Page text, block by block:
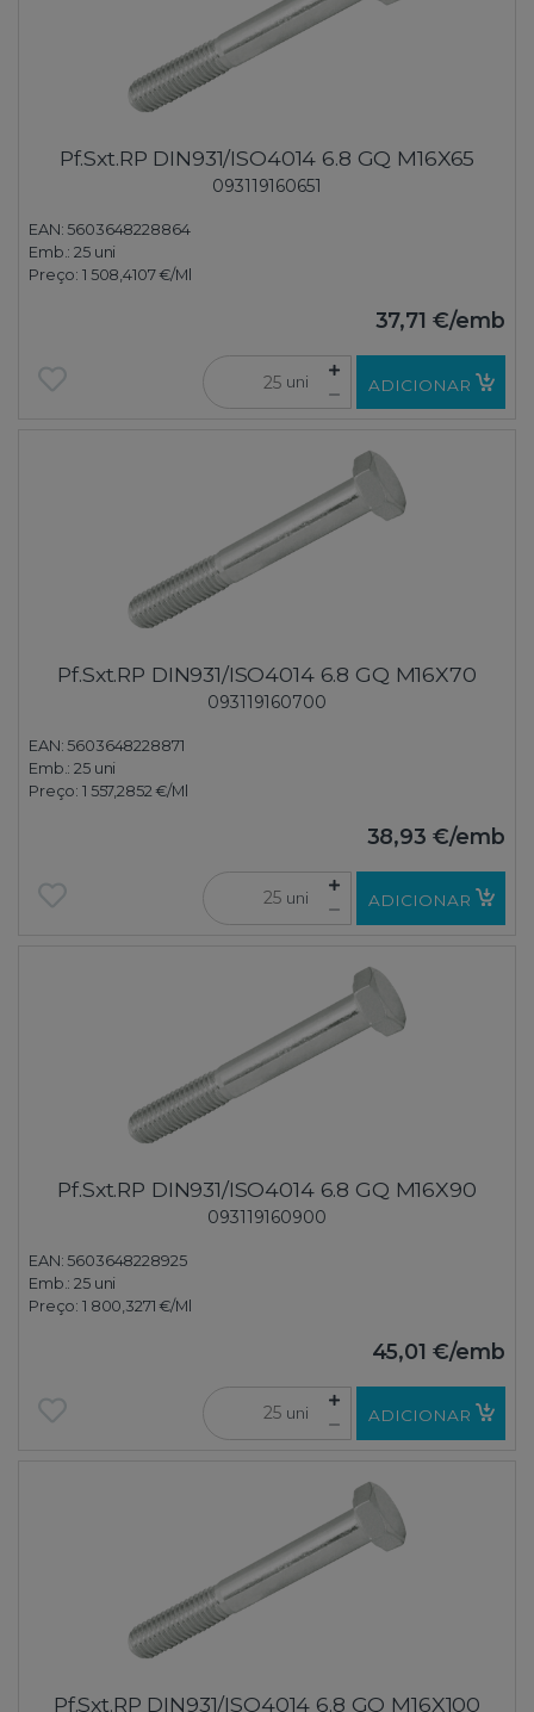
Pf.Sxt.RP DIN931/ISO4014 6.8 GQ M16X65
093119160651
EAN: 5603648228864
Emb.:25 uni
Preço: 1 508,4107 €/Ml
37,71 €/emb
uni ADICIONAR
Pf.Sxt.RP DIN931/ISO4014 6.8 GQ M16X70
093119160700
EAN: 5603648228871
Emb.:25 uni
Preço: 1 557,2852 €/Ml
38,93 €/emb
uni ADICIONAR
Pf.Sxt.RP DIN931/ISO4014 6.8 GQ M16X90
093119160900
EAN: 5603648228925
Emb.:25 uni
Preço: 1 800,3271 €/Ml
45,01 €/emb
uni ADICIONAR
Pf.Sxt.RP DIN931/ISO4014 6.8 GQ M16X100